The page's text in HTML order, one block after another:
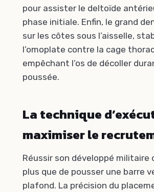
pour assister le deltoïde
phase initiale. Enfin, le grand
sur les côtes sous l’aisselle,
l’omoplate contre la cage
empêchant l’os de décoller
poussée.
La technique
maximiser le
Réussir son développé militaire
plus que de pousser une barre
plafond. La précision du